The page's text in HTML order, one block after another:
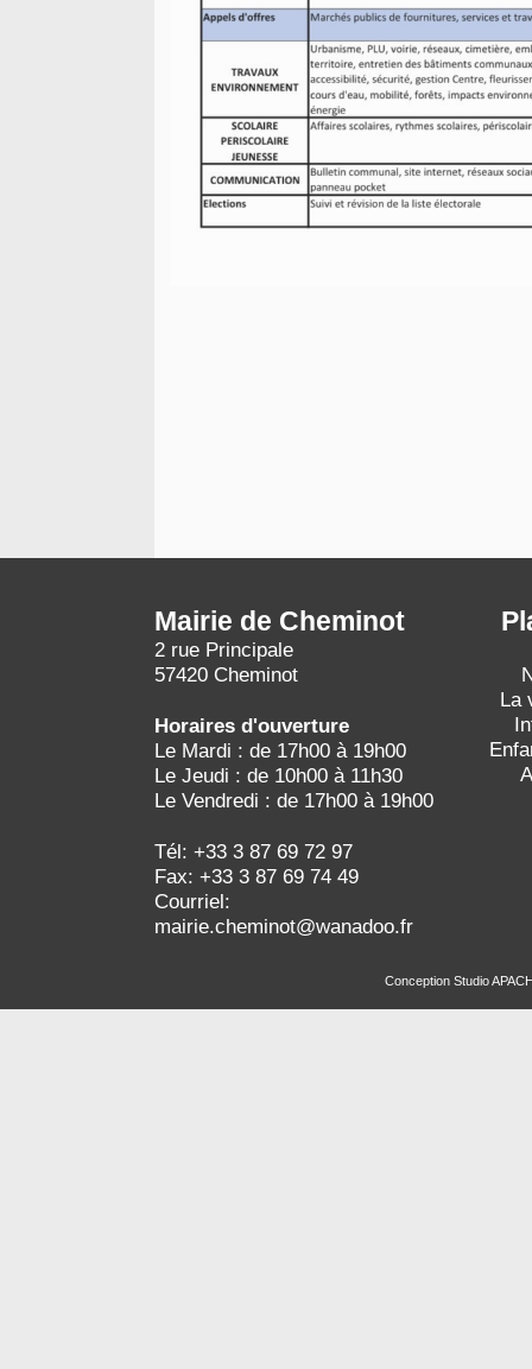
Mairie de Cheminot
2 rue Principale
57420 Cheminot
Horaires d'ouverture
Le Mardi : de 17h00 à 19h00
Le Jeudi : de 10h00 à 11h30
Le Vendredi : de 17h00 à 19h00
Tél: +33 3 87 69 72 97
Fax: +33 3 87 69 74 49
Courriel:
mairie.cheminot@wanadoo.fr
La
Conception Studio